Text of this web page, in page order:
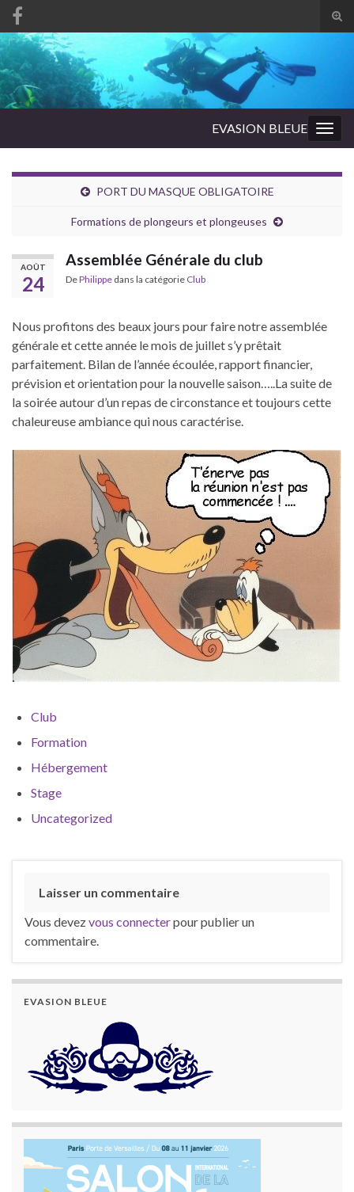
EVASION BLEUE
PORT DU MASQUE OBLIGATOIRE
Formations de plongeurs et plongeuses
AOÛT
24
Assemblée Générale du club
DePhilippe dans la catégorie Club
Nous profitons des beaux jours pour faire notre assemblée
générale et cette année le mois de juillet s’y prêtait
parfaitement. Bilan de l’année écoulée, rapport financier,
prévision et orientation pour la nouvelle saison…..La suite de
la soirée autour d’un repas de circonstance et toujours cette
chaleureuse ambiance qui nous caractérise.
Club
Formation
Hébergement
Stage
Uncategorized
Laisser un commentaire
Vous devezvous connecterpour publier un
commentaire.
EVASION BLEUE